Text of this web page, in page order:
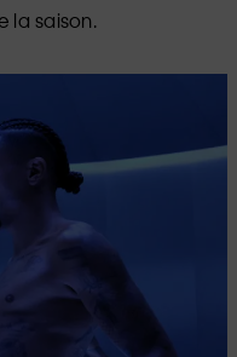
la saison.